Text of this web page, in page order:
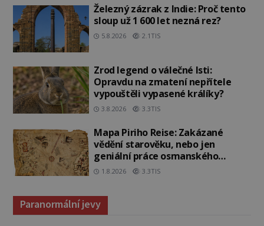
Železný zázrak z Indie: Proč tento
sloup už 1 600 let nezná rez?
5.8.2026 2.1TIS
Zrod legend o válečné lsti:
Opravdu na zmatení nepřítele
vypouštěli vypasené králíky?
3.8.2026 3.3TIS
Mapa Piriho Reise: Zakázané
vědění starověku, nebo jen
geniální práce osmanského
admirála?
1.8.2026 3.3TIS
Paranormální jevy